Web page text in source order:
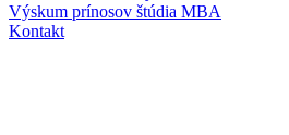
Výskum prínosov štúdia MBA
Kontakt